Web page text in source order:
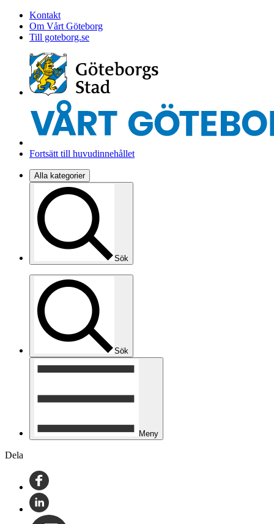
Kontakt
Om Vårt Göteborg
Till goteborg.se
Fortsätt till huvudinnehållet
Alla kategorier
Sök
Sök
Meny
Dela